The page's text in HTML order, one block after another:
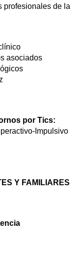
profesionales de la
asociados
por Tics:
Impulsivo
Y FAMILIARES